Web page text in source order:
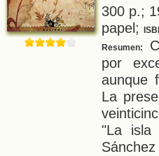
300 p.;
papel;
Resumen:
por
aunque
La
"La isla